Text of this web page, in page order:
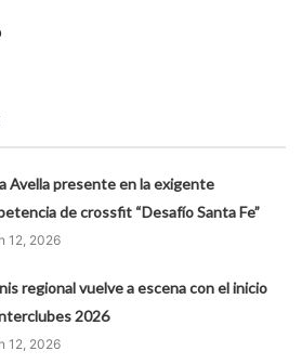
Avella presente en la exigente
de crossfit “Desafío Santa Fe”
12, 2026
regional vuelve a escena con el inicio
2026
12, 2026